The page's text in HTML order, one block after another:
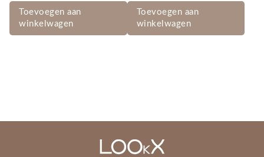
Toevoegen aan
winkelwagen
Toevoegen aan
winkelwagen